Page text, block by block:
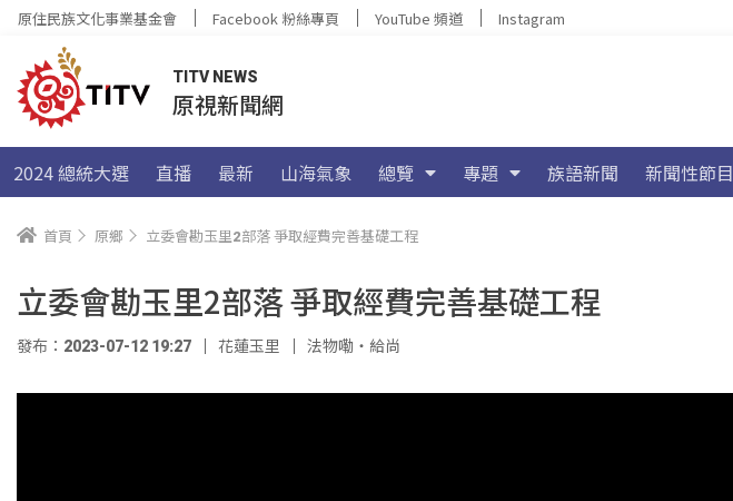
原住民族文化事業基金會 Facebook 粉絲專頁 YouTube 頻道 Instagram
TITV NEWS
原視新聞網
2024 總統大選 直播 最新 山海氣象 總覽 專題 族語新聞 新聞性節目
首頁 原鄉 立委會勘玉里2部落 爭取經費完善基礎工程
立委會勘玉里2部落 爭取經費完善基礎工程
發布：2023-07-12 19:27 花蓮玉里 法物嘞‧給尚